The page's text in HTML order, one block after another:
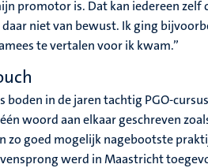
promotor is. Dat kan iedereen zelf
niet van bewust. Ik ging
te vertalen voor ik kwam.”
boden in de jaren tachtig PGO-
één woord aan elkaar geschreven
zo goed mogelijk nagebootste
werd in Maastricht